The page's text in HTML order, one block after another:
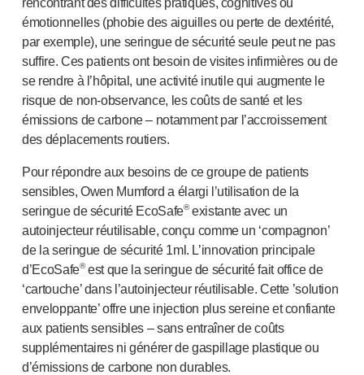
UN Global Compact Sponsorship
Développement de Witney
Innovate UK
Actualités
Articles
Ressources
Presse
A propos de nous
Contactez-nous
Notre histoire
émotionnelles (phobie des aiguilles ou perte de dextérité,
par exemple), une seringue de sécurité seule peut ne pas
suffire. Ces patients ont besoin de visites infirmières ou de
se rendre à l’hôpital, une activité inutile qui augmente le
risque de non-observance, les coûts de santé et les
émissions de carbone – notamment par l’accroissement
des déplacements routiers.
Pour répondre aux besoins de ce groupe de patients
sensibles, Owen Mumford a élargi l’utilisation de la
seringue de sécurité EcoSafe®existante avec un
autoinjecteur réutilisable, conçu comme un ‘compagnon’
de la seringue de sécurité 1ml. L’innovation principale
d’EcoSafe®est que la seringue de sécurité fait office de
‘cartouche’ dans l’autoinjecteur réutilisable. Cette ’solution
enveloppante’ offre une injection plus sereine et confiante
aux patients sensibles – sans entraîner de coûts
supplémentaires ni générer de gaspillage plastique ou
d’émissions de carbone non durables.